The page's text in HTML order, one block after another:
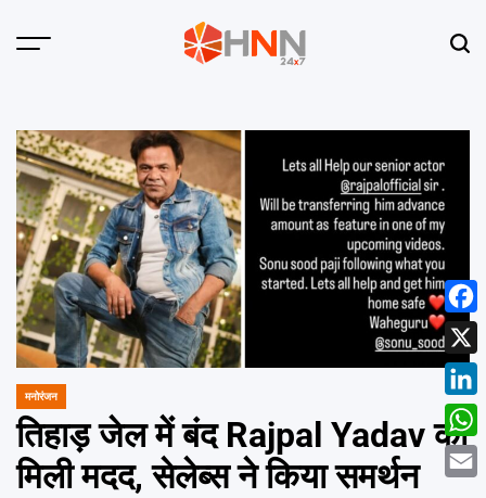
Menu
POSTED
IN
मनोरंजन
तिहाड़ जेल में बंद Rajpal Yadav को
मिली मदद, सेलेब्स ने किया समर्थन
X